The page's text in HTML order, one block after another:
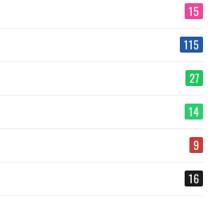
15
115
27
14
9
16